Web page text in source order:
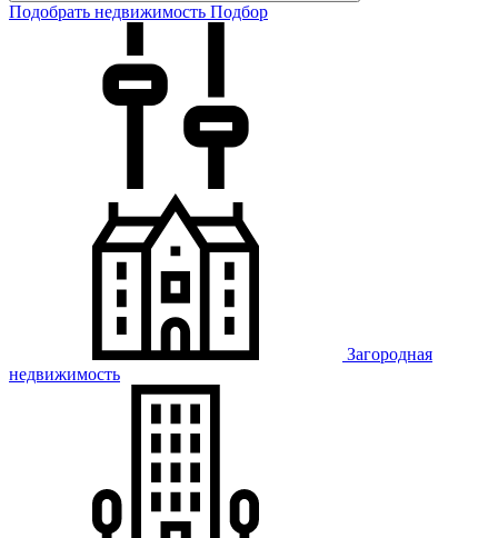
Подобрать недвижимость Подбор
Загородная
недвижимость